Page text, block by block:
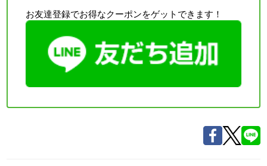
お友達登録でお得なクーポンをゲットできます！